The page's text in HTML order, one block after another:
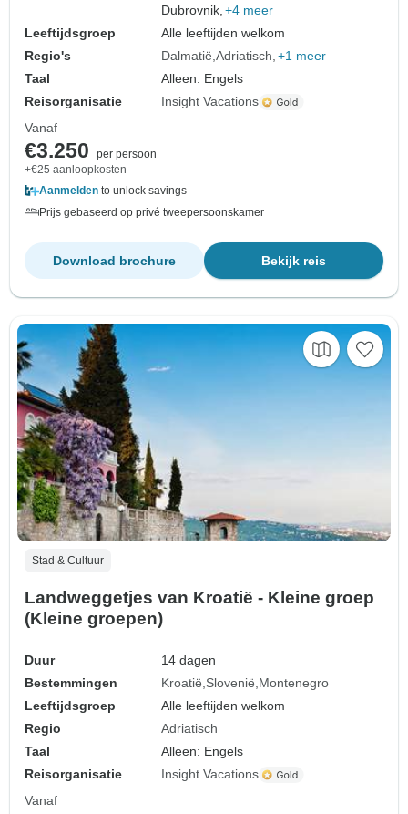
Dubrovnik, +4 meer
Leeftijdsgroep
Alle leeftijden welkom
Regio's
Dalmatië Adriatisch +1 meer
Taal
Alleen: Engels
Reisorganisatie
Insight Vacations
Vanaf
€3.250
per persoon
+€25 aanloopkosten
Aanmelden to unlock savings
Prijs gebaseerd op privé tweepersoonskamer
Bekijk reis
Download brochure
Stad & Cultuur
Landweggetjes van Kroatië - Kleine groep
(Kleine groepen)
Duur
14 dagen
Bestemmingen
Kroatië Slovenië Montenegro
Leeftijdsgroep
Alle leeftijden welkom
Regio
Adriatisch
Taal
Alleen: Engels
Reisorganisatie
Insight Vacations
Vanaf